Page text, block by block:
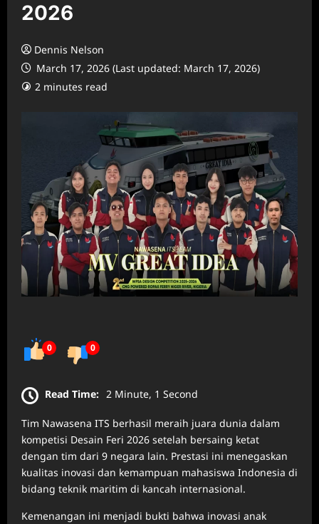
2026
Dennis Nelson
March 17, 2026 (Last updated: March 17, 2026)
2 minutes read
0 0
Read Time: 2 Minute, 1 Second
Tim Nawasena ITS berhasil meraih juara dunia dalam
kompetisi Desain Feri 2026 setelah bersaing ketat
dengan tim dari 9 negara lain. Prestasi ini menegaskan
kualitas inovasi dan kemampuan mahasiswa Indonesia di
bidang teknik maritim di kancah internasional.
Kemenangan ini menjadi bukti bahwa inovasi anak